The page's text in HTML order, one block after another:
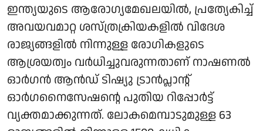
ഇന്ത്യയുടെ ആരോഗ്യമേഖലയിൽ, പ്രത്യേകിച്ച്
അവയവമാറ്റ ശസ്ത്രക്രിയകളിൽ വിദേശ
രാജ്യങ്ങളിൽ നിന്നുള്ള രോഗികളുടെ
ആശ്രയത്വം വർധിച്ചുവരുന്നതാണ് നാഷണൽ
ഓർഗൻ ആൻഡ് ടിഷ്യു ട്രാൻപ്ലാന്റ്
ഓർഗനൈസേഷന്റെ പുതിയ റിപ്പോർട്ട്
വ്യക്തമാക്കുന്നത്. ലോകമെമ്പാടുമുള്ള 63